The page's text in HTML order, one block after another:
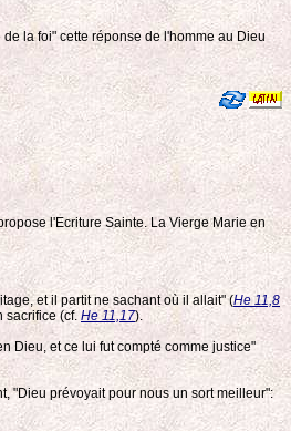
la foi" cette réponse de l'homme au Dieu
l'Ecriture Sainte. La Vierge Marie en
et il partit ne sachant où il allait" (He 11,8
sacrifice (cf. He 11,17).
Dieu, et ce lui fut compté comme justice"
"Dieu prévoyait pour nous un sort meilleur":